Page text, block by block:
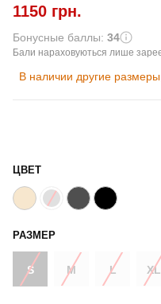
1150 грн.
Бонусные баллы: 34
Бали нараховуються лише
В наличии другие
ЦВЕТ
РАЗМЕР
S M L XL